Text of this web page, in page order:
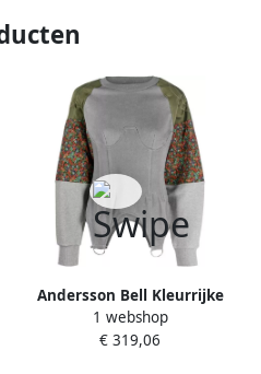
Andersson Bell Kleurrijke
Kettingdetails Korset Top
Gray Dames
1 webshop
€ 319,06